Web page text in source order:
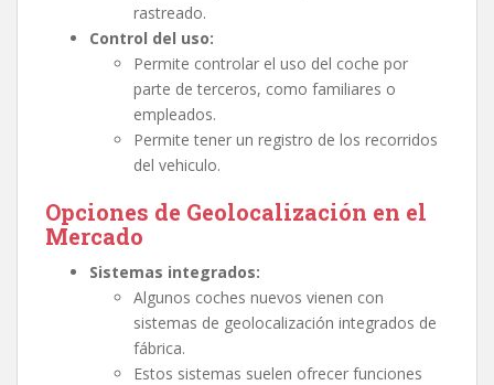
rastreado.
Control del uso:
Permite controlar el uso del coche por
parte de terceros, como familiares o
empleados.
Permite tener un registro de los recorridos
del vehiculo.
Opciones de Geolocalización en el
Mercado
Sistemas integrados:
Algunos coches nuevos vienen con
sistemas de geolocalización integrados de
fábrica.
Estos sistemas suelen ofrecer funciones